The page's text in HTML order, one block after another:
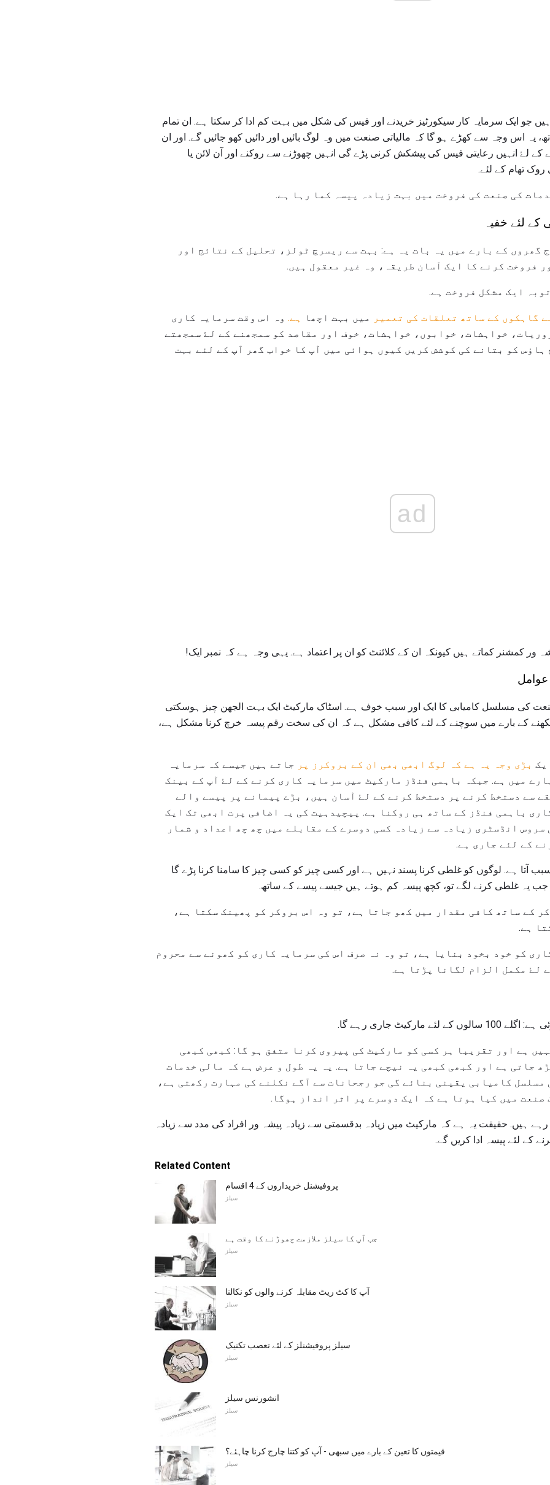
جو ایک سرمایہ کار سیکورٹیز خریدنے اور فیس کی شکل میں بہت کم ادا کر سکتا ہے. ان تمام
یہ اس وجہ سے کھڑے ہو گا کہ مالیاتی صنعت میں وہ لوگ بائیں اور دائیں کھو جائیں گے. اور ان
کے لۓ انہیں رعایتی فیس کی پیشکش کرنی پڑے گی انہیں چھوڑنے سے روکنے اور آن لائن یا
تھام کے لئے.
کی صنعت کی فروخت میں بہت زیادہ پیسہ کما رہا ہے.
کے لئے خفیہ
گھروں کے بارے میں یہ بات یہ ہے: بہت سے ریسرچ ٹولز، تحلیل کے نتائج اور
فروخت کرنے کا ایک آسان طریقہ، وہ غیر معقول ہیں.
ایک مشکل فروخت ہے.
گاہکوں کے ساتھ تعلقات کی تعمیر میں بہت اچھا ہے. وہ اس وقت سرمایہ کاری
خواہشات، خوابوں، خواہشات، خوف اور مقاصد کو سمجھنے کے لۓ سمجھتے
ہاؤس کو بتانے کی کوشش کریں کیوں ہوائی میں آپ کا خواب گھر آپ کے لئے بہت
ad
ور کمشنر کماتے ہیں کیونکہ ان کے کلائنٹ کو ان پر اعتماد ہے. یہی وجہ ہے کہ نمبر ایک!
عوامل
کی مسلسل کامیابی کا ایک اور سبب خوف ہے. اسٹاک مارکیٹ ایک بہت الجھن چیز ہوسکتی
کے بارے میں سوچنے کے لئے کافی مشکل ہے کہ ان کی سخت رقم پیسہ خرچ کرنا مشکل ہے،
بڑی وجہ یہ ہے کہ لوگ ابھی بھی ان کے بروکرز پر جاتے ہیں جیسے کہ سرمایہ
میں ہے. جبکہ باہمی فنڈز مارکیٹ میں سرمایہ کاری کرنے کے لۓ آپ کے بینک
سے دستخط کرنے پر دستخط کرنے کے لۓ آسان ہیں، بڑے پیمانے پر پیسے والے
باہمی فنڈز کے ساتھ ہی روکنا ہے. پیچیدہیت کی یہ اضافی پرت ابھی تک ایک
سروس انڈسٹری زیادہ سے زیادہ کسی دوسرے کے مقابلے میں چھ چھ اعداد و شمار
کے لئے جاری ہے.
آتا ہے. لوگوں کو غلطی کرنا پسند نہیں ہے اور کسی چیز کو کسی چیز کا سامنا کرنا پڑے گا
یہ غلطی کرنے لگے تو، کچھ پیسہ کم ہوتے ہیں جیسے پیسے کے ساتھ.
کے ساتھ کافی مقدار میں کھو جاتا ہے، تو وہ اس بروکر کو پھینک سکتا ہے،
ہے.
کو خود بخود بنایا ہے، تو وہ نہ صرف اس کی سرمایہ کاری کو کھونے سے محروم
لۓ مکمل الزام لگانا پڑتا ہے.
مارکیٹ جاری رہے گا.
ہے اور تقریبا ہر کسی کو مارکیٹ کی پیروی کرنا متفق ہو گا: کبھی کبھی
جاتی ہے اور کبھی کبھی یہ نیچے جاتا ہے. یہ یہ طول و عرض ہے کہ مالی خدمات
مسلسل کامیابی یقینی بنائے گی جو رجحانات سے آگے نکلنے کی مہارت رکھتی ہے،
صنعت میں کیا ہوتا ہے کہ ایک دوسرے پر اثر انداز ہوگا.
رہے ہیں. حقیقت یہ ہے کہ مارکیٹ میں زیادہ بدقسمتی سے زیادہ پیشہ ور افراد کی مدد سے زیادہ
کے لئے پیسہ ادا کریں گے.
Related Content
پروفیشنل خریداروں کے 4 اقسام
سیلز
جب آپ کا سیلز ملازمت چھوڑنے کا وقت ہے
سیلز
آپ کا کٹ ریٹ مقابلہ کرنے والوں کو نکالنا
سیلز
سیلز پروفیشنلز کے لئے تعصب تکنیک
سیلز
انشورنس سیلز
سیلز
قیمتوں کا تعین کے بارے میں سبھی - آپ کو کتنا چارج کرنا چاہئے؟
سیلز